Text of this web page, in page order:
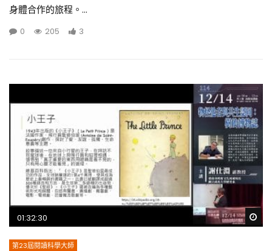
身體合作的旅程。...
0 205 3
01:32:30
第23屆閱讀科學大師